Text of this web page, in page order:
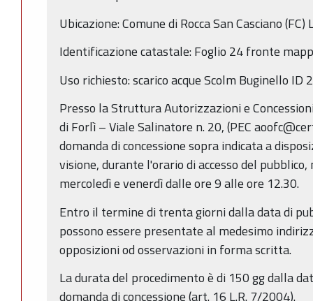
Ubicazione: Comune di Rocca San Casciano
Identificazione catastale: Foglio 24 fronte
Uso richiesto: scarico acque Scolm Buginello ID
Presso la Struttura Autorizzazioni e
di Forlì – Viale Salinatore n. 20, (PEC
domanda di concessione sopra indicata a
visione, durante l'orario di accesso del
mercoledì e venerdì dalle ore 9 alle ore 12.30.
Entro il termine di trenta giorni dalla data di
possono essere presentate al medesimo
opposizioni od osservazioni in forma scritta.
La durata del procedimento è di 150 gg dalla
domanda di concessione (art. 16 L.R. 7/2004).